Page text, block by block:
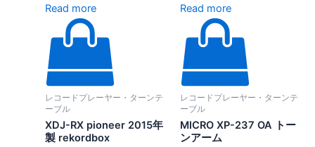
Read more
レコードプレーヤー・ターンテ
ーブル
XDJ-RX pioneer 2015年
製 rekordbox
Read more
レコードプレーヤー・ターンテ
ーブル
MICRO XP-237 OA トー
ンアーム